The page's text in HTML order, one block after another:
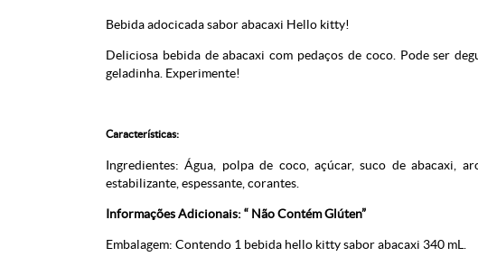
Bebida adocicada sabor abacaxi Hello kitty!
Deliciosa bebida de abacaxi com pedaços de coco. Pode ser
geladinha. Experimente!
Características:
Ingredientes: Água, polpa de coco, açúcar, suco de abacaxi,
estabilizante, espessante, corantes.
Informações Adicionais: “ Não Contém Glúten”
Embalagem: Contendo 1 bebida hello kitty sabor abacaxi 340 mL.